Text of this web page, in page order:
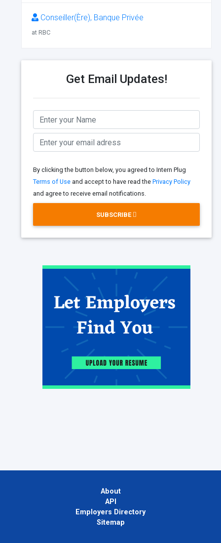
Conseiller(Ère), Banque Privée
at RBC
Get Email Updates!
By clicking the button below, you agreed to Intern Plug
Terms of Use and accept to have read the Privacy Policy
and agree to receive email notifications.
SUBSCRIBE
About
API
Employers Directory
Sitemap